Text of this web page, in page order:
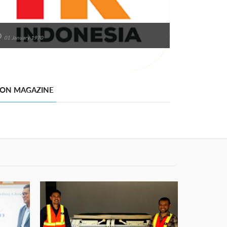
01 January 1970
MAGAZINE